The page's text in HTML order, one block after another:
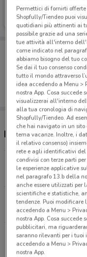
Findomestic
Scade il 03/09
Porta
Puoi
salvarle e
dal tuo
Negozi
Via Gramsci, 32
702 m
CHIUSO
Via Brescia,
22.1 km
Viale
25.6 km
Permettici di fornirti
Shopfully/Tiendeo puoi
quotidiani più attinenti ai
possibile grazie ad una
tue attività all'interno
come indicato nel
abbiamo bisogno del tuo
Se dai il tuo consenso
tutto il mondo attraverso
idea accedendo a Menu >
nostra App. Cosa succede
visualizzerai all'interno
alla tua cronologia di
Shopfully/Tiendeo. Ad
che hai navigato in un
tema vacanze. Inoltre, i
il relativo consenso)
rete e agli identificativi del
condivisi con terze parti
le esperienze applicative
nel paragrafo 13.b della
anche essere utilizzati per
scientifiche e statistiche,
tendenze. Puoi modificare
accedendo a Menu >
nostra App. Cosa succede
pubblicitari, ma
saranno rilevanti per i tuoi
accedendo a Menu >
nostra App.